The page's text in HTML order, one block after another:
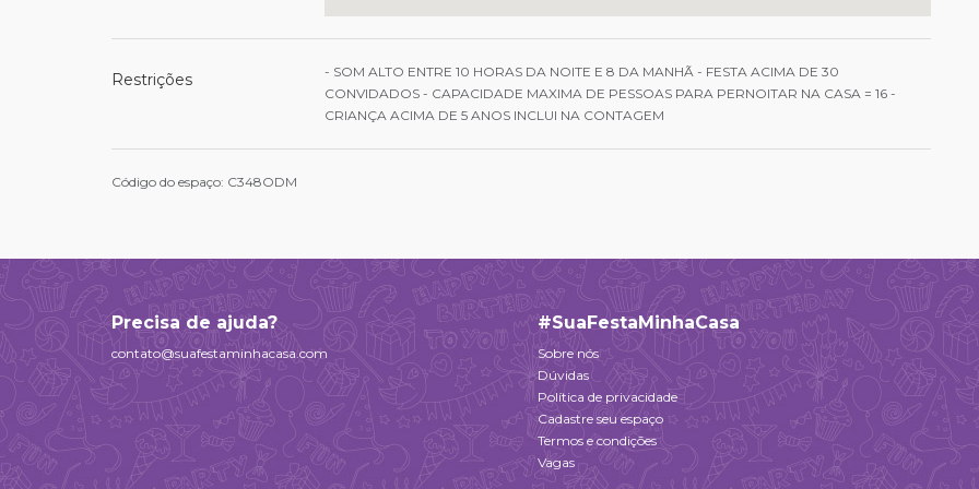
Restrições
- SOM ALTO ENTRE 10 HORAS DA NOITE E 8 DA MANHÃ - FESTA ACIMA DE 30
CONVIDADOS - CAPACIDADE MAXIMA DE PESSOAS PARA PERNOITAR NA CASA = 16 -
CRIANÇA ACIMA DE 5 ANOS INCLUI NA CONTAGEM
Código do espaço: C348ODM
Precisa de ajuda?
contato@suafestaminhacasa.com
#SuaFestaMinhaCasa
Sobre nós
Dúvidas
Política de privacidade
Cadastre seu espaço
Termos e condições
Vagas